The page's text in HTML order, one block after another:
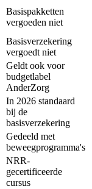
Basispakketten
vergoeden niet
Basisverzekering
vergoedt niet
Geldt ook voor
budgetlabel
AnderZorg
In 2026 standaard
bij de
basisverzekering
Gedeeld met
beweegprogramma's
NRR-
gecertificeerde
cursus